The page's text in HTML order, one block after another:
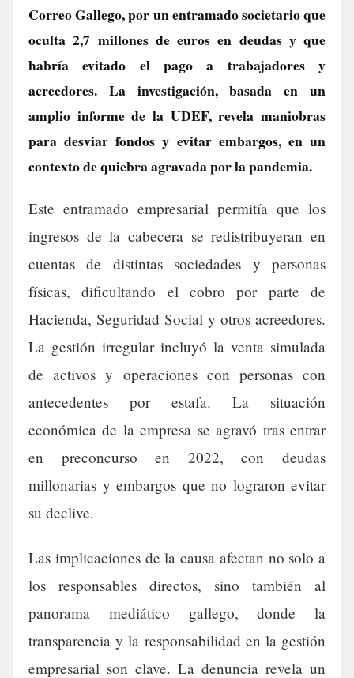
Correo Gallego, por un entramado societario que
oculta 2,7 millones de euros en deudas y que
habría evitado el pago a trabajadores y
acreedores. La investigación, basada en un
amplio informe de la UDEF, revela maniobras
para desviar fondos y evitar embargos, en un
contexto de quiebra agravada por la pandemia.
Este entramado empresarial permitía que los
ingresos de la cabecera se redistribuyeran en
cuentas de distintas sociedades y personas
físicas, dificultando el cobro por parte de
Hacienda, Seguridad Social y otros acreedores.
La gestión irregular incluyó la venta simulada
de activos y operaciones con personas con
antecedentes por estafa. La situación
económica de la empresa se agravó tras entrar
en preconcurso en 2022, con deudas
millonarias y embargos que no lograron evitar
su declive.
Las implicaciones de la causa afectan no solo a
los responsables directos, sino también al
panorama mediático gallego, donde la
transparencia y la responsabilidad en la gestión
empresarial son clave. La denuncia revela un